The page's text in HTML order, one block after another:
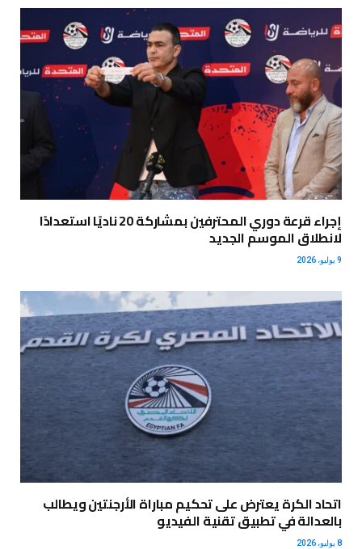
إجراء قرعة دوري المحترفين بمشاركة 20 ناديًا استعدادًا
لانطلاق الموسم الجديد
9 يوليو، 2026
اتحاد الكرة يعترض على تحكيم مباراة الأرجنتين ويطالب
بالعدالة في تطبيق تقنية الفيديو
8 يوليو، 2026